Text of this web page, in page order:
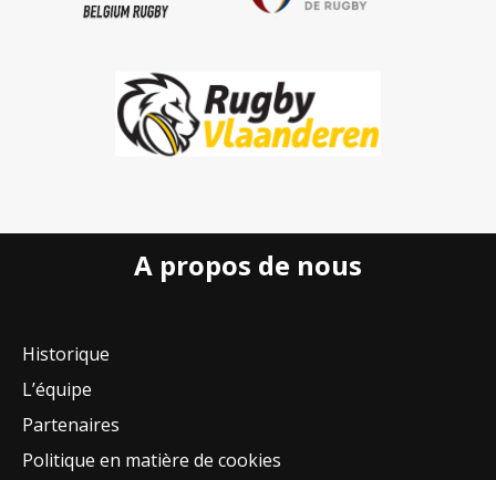
A propos de nous
Historique
L’équipe
Partenaires
Politique en matière de cookies